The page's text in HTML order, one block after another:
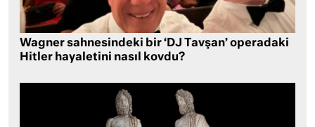
Wagner sahnesindeki bir ‘DJ Tavşan’ operadaki
Hitler hayaletini nasıl kovdu?